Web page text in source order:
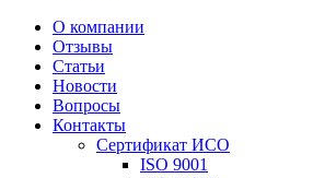
О компании
Отзывы
Статьи
Новости
Вопросы
Контакты
Сертификат ИСО
ISO 9001